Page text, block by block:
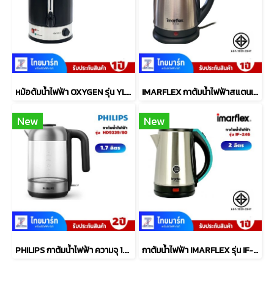
หม้อต้มน้ำไฟฟ้า OXYGEN รุ่น YL-25L 25ลิตร IMARFLEX กาต้มน้ำไฟฟ้าสแตนเลส รุ่น IF-283 ความจุ 2 ลิตร
New
PHILIPS กาต้มน้ำไฟฟ้า ความจุ 1.7 ลิตร รุ่น HD9339/80
New
กาต้มน้ำไฟฟ้า IMARFLEX รุ่น IF-246 2 ลิตร